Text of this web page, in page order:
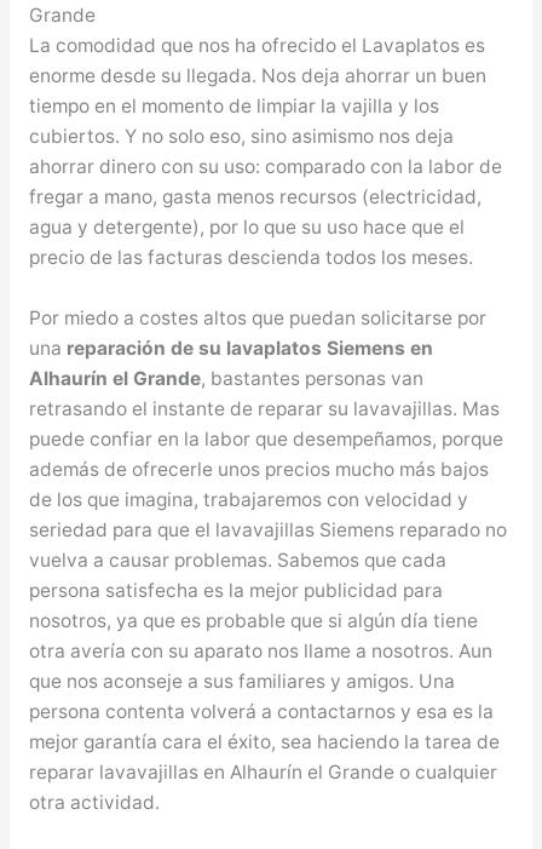
Grande
La comodidad que nos ha ofrecido el Lavaplatos es
enorme desde su llegada. Nos deja ahorrar un buen
tiempo en el momento de limpiar la vajilla y los
cubiertos. Y no solo eso, sino asimismo nos deja
ahorrar dinero con su uso: comparado con la labor de
fregar a mano, gasta menos recursos (electricidad,
agua y detergente), por lo que su uso hace que el
precio de las facturas descienda todos los meses.
Por miedo a costes altos que puedan solicitarse por
una reparación de su lavaplatos Siemens en
Alhaurín el Grande, bastantes personas van
retrasando el instante de reparar su lavavajillas. Mas
puede confiar en la labor que desempeñamos, porque
además de ofrecerle unos precios mucho más bajos
de los que imagina, trabajaremos con velocidad y
seriedad para que el lavavajillas Siemens reparado no
vuelva a causar problemas. Sabemos que cada
persona satisfecha es la mejor publicidad para
nosotros, ya que es probable que si algún día tiene
otra avería con su aparato nos llame a nosotros. Aun
que nos aconseje a sus familiares y amigos. Una
persona contenta volverá a contactarnos y esa es la
mejor garantía cara el éxito, sea haciendo la tarea de
reparar lavavajillas en Alhaurín el Grande o cualquier
otra actividad.